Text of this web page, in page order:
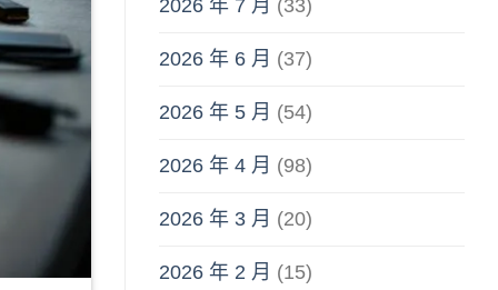
2026 年 7 月 (33)
2026 年 6 月 (37)
2026 年 5 月 (54)
2026 年 4 月 (98)
2026 年 3 月 (20)
2026 年 2 月 (15)